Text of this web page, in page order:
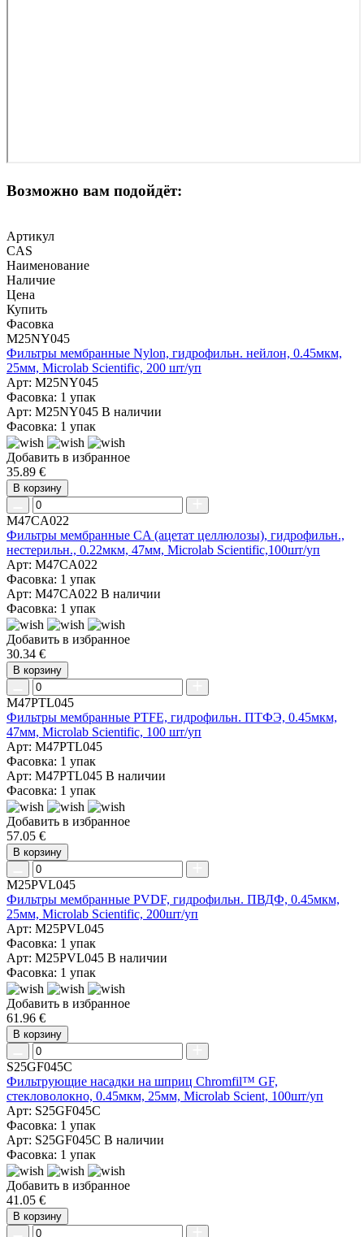
Возможно вам подойдёт:
Артикул
CAS
Наименование
Наличие
Цена
Купить
Фасовка
M25NY045
Фильтры мембранные Nylon, гидрофильн. нейлон, 0.45мкм,
25мм, Microlab Scientific, 200 шт/уп
Арт: M25NY045
Фасовка: 1 упак
Арт: M25NY045 В наличии
Фасовка: 1 упак
Добавить в избранное
35.89 €
В корзину
M47CA022
Фильтры мембранные CA (ацетат целлюлозы), гидрофильн.,
нестерильн., 0.22мкм, 47мм, Microlab Scientific,100шт/уп
Арт: M47CA022
Фасовка: 1 упак
Арт: M47CA022 В наличии
Фасовка: 1 упак
Добавить в избранное
30.34 €
В корзину
M47PTL045
Фильтры мембранные PTFE, гидрофильн. ПТФЭ, 0.45мкм,
47мм, Microlab Scientific, 100 шт/уп
Арт: M47PTL045
Фасовка: 1 упак
Арт: M47PTL045 В наличии
Фасовка: 1 упак
Добавить в избранное
57.05 €
В корзину
M25PVL045
Фильтры мембранные PVDF, гидрофильн. ПВДФ, 0.45мкм,
25мм, Microlab Scientific, 200шт/уп
Арт: M25PVL045
Фасовка: 1 упак
Арт: M25PVL045 В наличии
Фасовка: 1 упак
Добавить в избранное
61.96 €
В корзину
S25GF045C
Фильтрующие насадки на шприц Chromfil™ GF,
стекловолокно, 0.45мкм, 25мм, Microlab Scient, 100шт/уп
Арт: S25GF045C
Фасовка: 1 упак
Арт: S25GF045C В наличии
Фасовка: 1 упак
Добавить в избранное
41.05 €
В корзину